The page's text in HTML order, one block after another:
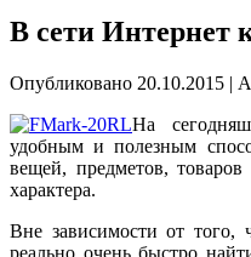
В сети Интернет
Опубликовано 20.10.2015 |
На
удобным и полезным
вещей, предметов,
характера.
Вне зависимости от того,
реально очень быстро